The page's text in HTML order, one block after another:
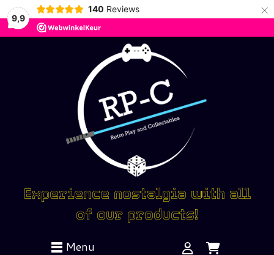
9,9
140 Reviews ×
Experience nostalgia with all
of our products!
Menu